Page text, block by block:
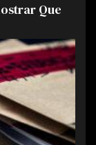
Que